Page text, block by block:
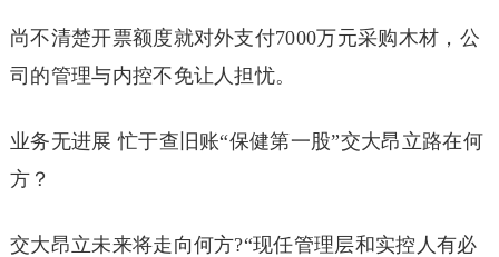
尚不清楚开票额度就对外支付7000万元采购木材，公
司的管理与内控不免让人担忧。
业务无进展 忙于查旧账“保健第一股”交大昂立路在何
方？
交大昂立未来将走向何方?“现任管理层和实控人有必